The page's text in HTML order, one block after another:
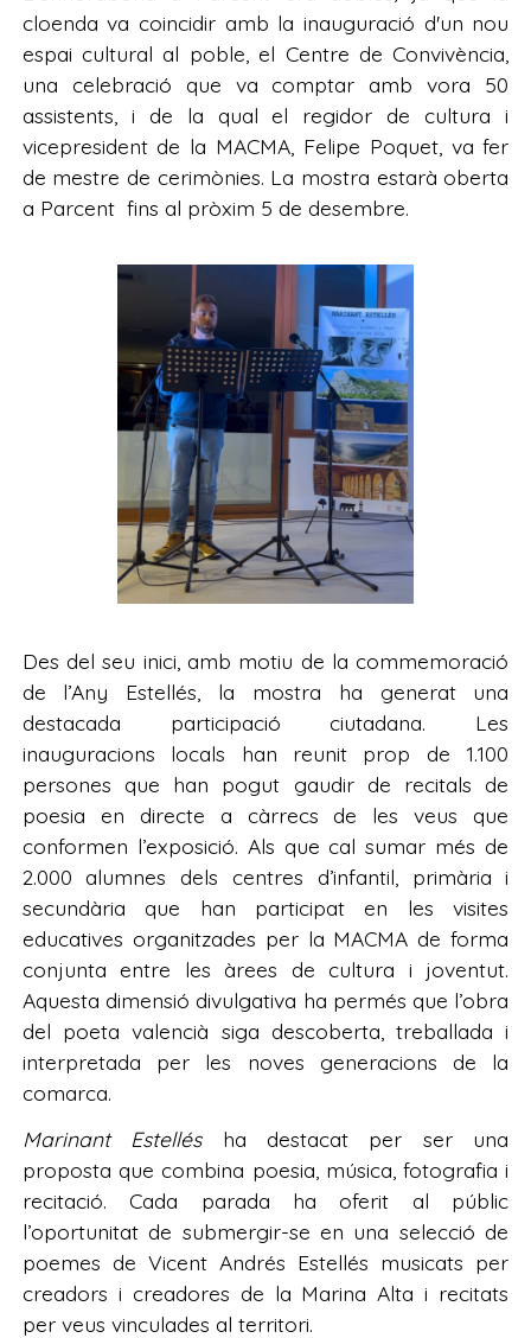
cloenda va coincidir amb la inauguració d'un nou
espai cultural al poble, el Centre de Convivència,
una celebració que va comptar amb vora 50
assistents, i de la qual el regidor de cultura i
vicepresident de la MACMA, Felipe Poquet, va fer
de mestre de cerimònies. La mostra estarà oberta
a Parcent fins al pròxim 5 de desembre.
Des del seu inici, amb motiu de la commemoració
de l’Any Estellés, la mostra ha generat una
destacada participació ciutadana. Les
inauguracions locals han reunit prop de 1.100
persones que han pogut gaudir de recitals de
poesia en directe a càrrecs de les veus que
conformen l’exposició. Als que cal sumar més de
2.000 alumnes dels centres d’infantil, primària i
secundària que han participat en les visites
educatives organitzades per la MACMA de forma
conjunta entre les àrees de cultura i joventut.
Aquesta dimensió divulgativa ha permés que l’obra
del poeta valencià siga descoberta, treballada i
interpretada per les noves generacions de la
comarca.
Marinant Estellésha destacat per ser una
proposta que combina poesia, música, fotografia i
recitació. Cada parada ha oferit al públic
l’oportunitat de submergir-se en una selecció de
poemes de Vicent Andrés Estellés musicats per
creadors i creadores de la Marina Alta i recitats
per veus vinculades al territori.